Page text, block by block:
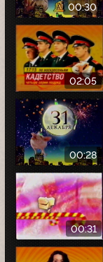
00:30
02:05
00:28
00:31